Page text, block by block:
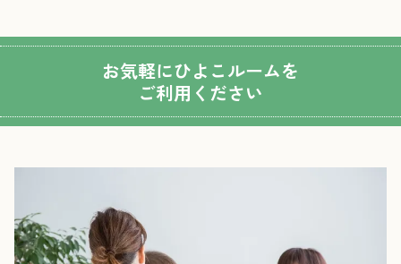
お気軽にひよこルームを
ご利用ください